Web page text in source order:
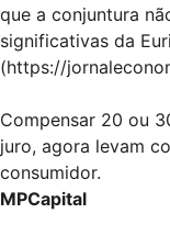
que a conjuntura
significativas da
(https://
Compensar 20 ou
juro, agora levam
consumidor.
MPCapital